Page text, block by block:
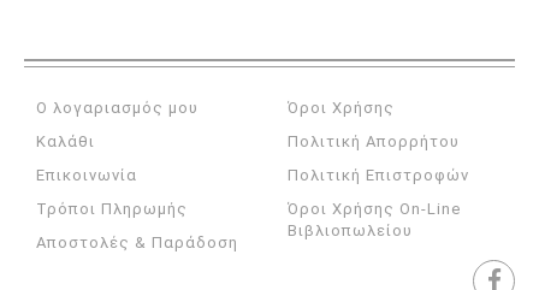
Ο λογαριασμός μου
Καλάθι
Επικοινωνία
Τρόποι Πληρωμής
Αποστολές & Παράδοση
Όροι Χρήσης
Πολιτική Απορρήτου
Πολιτική Επιστροφών
Όροι Χρήσης On-Line
Βιβλιοπωλείου